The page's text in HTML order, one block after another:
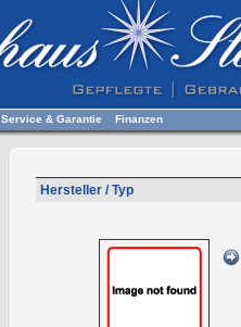
Service & Garantie Finanzen
Hersteller / Typ